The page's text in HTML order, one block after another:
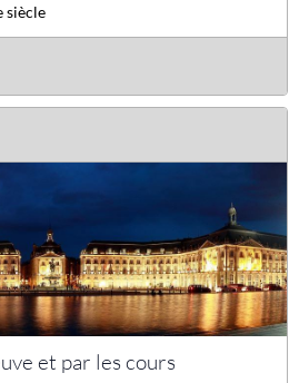
siècle
et par les cours